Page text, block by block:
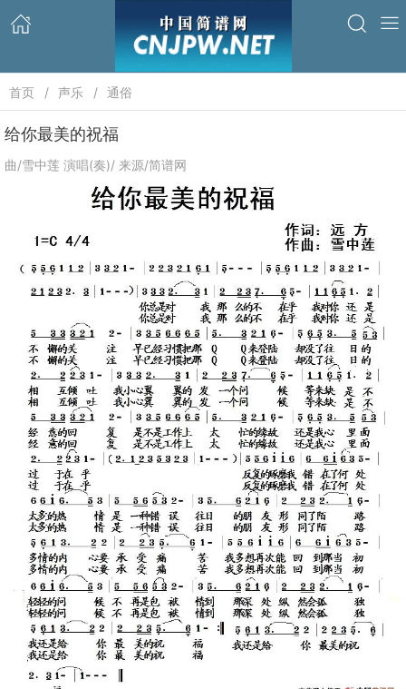
首页 声乐 通俗
给你最美的祝福
曲/雪中莲 演唱(奏)/ 来源/简谱网